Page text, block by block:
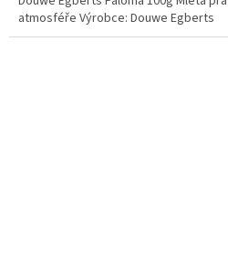
atmosféře Výrobce: Douwe Egberts